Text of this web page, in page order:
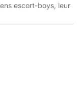
escort-boys, leur